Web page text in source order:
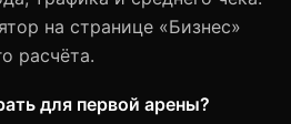
на странице «Бизнес»
расчёта.
для первой арены?